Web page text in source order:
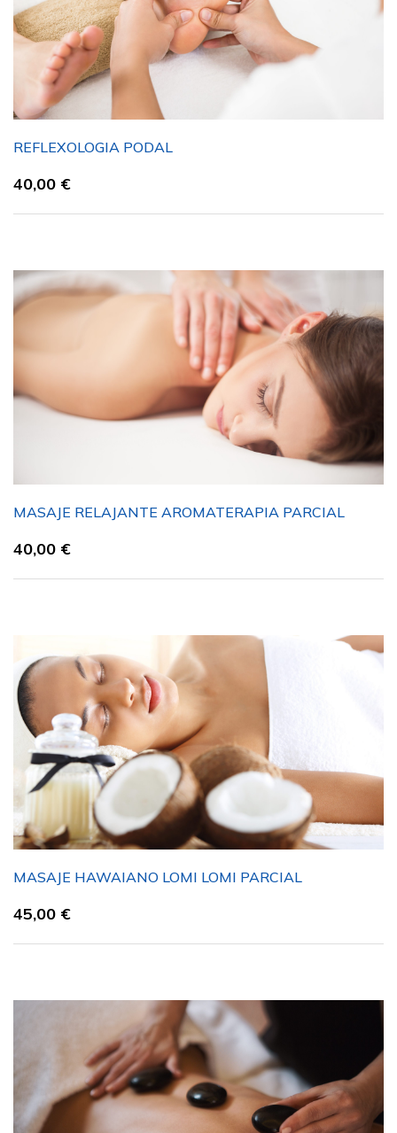
REFLEXOLOGIA PODAL
40,00 €
MASAJE RELAJANTE AROMATERAPIA PARCIAL
40,00 €
MASAJE HAWAIANO LOMI LOMI PARCIAL
45,00 €